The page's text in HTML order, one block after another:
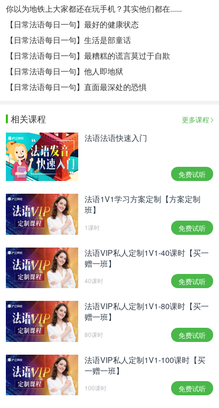
你以为地铁上大家都还在玩手机？其实他们都在......
【日常法语每日一句】最好的健康状态
【日常法语每日一句】生活是部童话
【日常法语每日一句】最糟糕的谎言莫过于自欺
【日常法语每日一句】他人即地狱
【日常法语每日一句】直面最深处的恐惧
相关课程 更多课程
法语法语快速入门
免费试听
法语1V1学习方案定制【方案定制
班】
1课时 免费试听
法语VIP私人定制1V1-40课时【买一
赠一班】
40课时 免费试听
法语VIP私人定制1V1-80课时【买一
赠一班】
80课时 免费试听
法语VIP私人定制1V1-100课时【买
一赠一班】
100课时 免费试听